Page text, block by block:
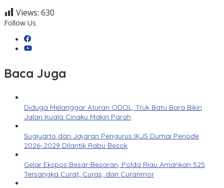
Views: 630
Follow Us
Baca Juga
Diduga Melanggar Aturan ODOL, Truk Batu Bara Bikin
Jalan Kuala Cinaku Makin Parah
Sugiyarto dan Jajaran Pengurus IKJS Dumai Periode
2026–2029 Dilantik Rabu Besok
Gelar Ekspos Besar-Besaran, Polda Riau Amankan 525
Tersangka Curat, Curas, dan Curanmor